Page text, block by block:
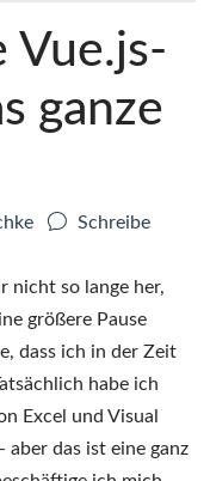
Vue.js-
ganze
Schreibe
nicht so lange her,
größere Pause
dass ich in der Zeit
habe ich
Excel und Visual
aber das ist eine ganz